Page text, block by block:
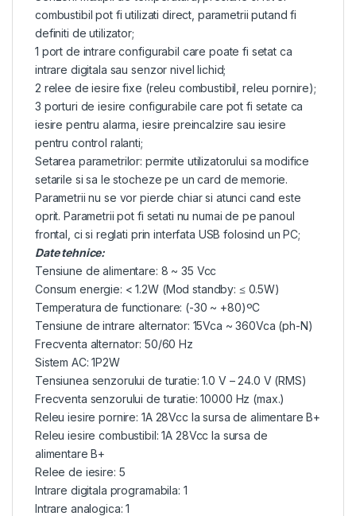
combustibil pot fi utilizati direct, parametrii putand fi
definiti de utilizator;
1 port de intrare configurabil care poate fi setat ca
intrare digitala sau senzor nivel lichid;
2 relee de iesire fixe (releu combustibil, releu pornire);
3 porturi de iesire configurabile care pot fi setate ca
iesire pentru alarma, iesire preincalzire sau iesire
pentru control ralanti;
Setarea parametrilor: permite utilizatorului sa modifice
setarile si sa le stocheze pe un card de memorie.
Parametrii nu se vor pierde chiar si atunci cand este
oprit. Parametrii pot fi setati nu numai de pe panoul
frontal, ci si reglati prin interfata USB folosind un PC;
Date tehnice:
Tensiune de alimentare: 8 ~ 35 Vcc
Consum energie: < 1.2W (Mod standby: ≤ 0.5W)
Temperatura de functionare: (-30 ~ +80)ºC
Tensiune de intrare alternator: 15Vca ~ 360Vca (ph-N)
Frecventa alternator: 50/60 Hz
Sistem AC: 1P2W
Tensiunea senzorului de turatie: 1.0 V – 24.0 V (RMS)
Frecventa senzorului de turatie: 10000 Hz (max.)
Releu iesire pornire: 1A 28Vcc la sursa de alimentare B+
Releu iesire combustibil: 1A 28Vcc la sursa de
alimentare B+
Relee de iesire: 5
Intrare digitala programabila: 1
Intrare analogica: 1